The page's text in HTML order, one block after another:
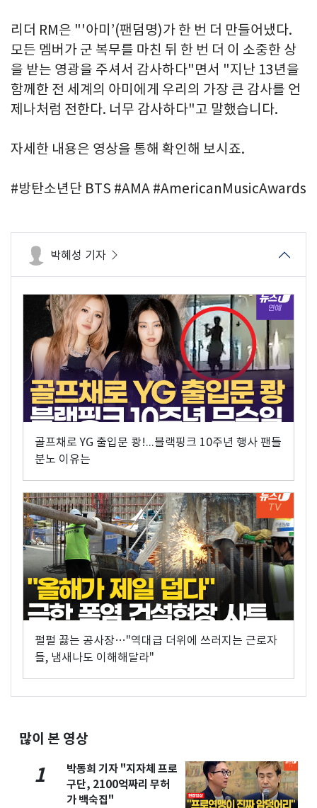
리더 RM은 "'아미’(팬덤명)가 한 번 더 만들어냈다.
모든 멤버가 군 복무를 마친 뒤 한 번 더 이 소중한 상
을 받는 영광을 주셔서 감사하다"면서 "지난 13년을
함께한 전 세계의 아미에게 우리의 가장 큰 감사를 언
제나처럼 전한다. 너무 감사하다"고 말했습니다.
자세한 내용은 영상을 통해 확인해 보시죠.
#방탄소년단 BTS #AMA #AmericanMusicAwards
박혜성 기자
골프채로 YG 출입문 쾅!...블랙핑크 10주년 행사 팬들
분노 이유는
펄펄 끓는 공사장…"역대급 더위에 쓰러지는 근로자
들, 냄새나도 이해해달라"
많이 본 영상
1
박동희 기자 "지자체 프로
구단, 2100억짜리 무허
가 백숙집"